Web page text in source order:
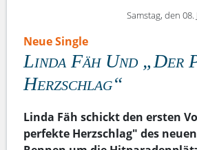
Samstag, den
Neue Single
Linda Fäh Und „Der
Herzschlag“
Linda Fäh schickt den ersten
perfekte Herzschlag" des